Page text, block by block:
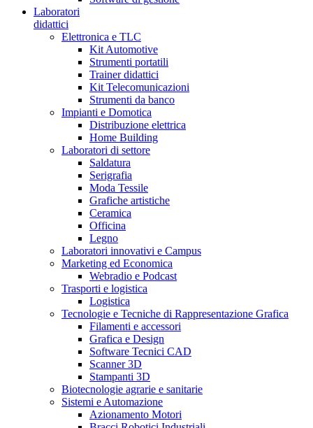
Laboratori
didattici
Elettronica e TLC
Kit Automotive
Strumenti portatili
Trainer didattici
Kit Telecomunicazioni
Strumenti da banco
Impianti e Domotica
Distribuzione elettrica
Home Building
Laboratori di settore
Saldatura
Serigrafia
Moda Tessile
Grafiche artistiche
Ceramica
Officina
Legno
Laboratori innovativi e Campus
Marketing ed Economica
Webradio e Podcast
Trasporti e logistica
Logistica
Tecnologie e Tecniche di Rappresentazione Grafica
Filamenti e accessori
Grafica e Design
Software Tecnici CAD
Scanner 3D
Stampanti 3D
Biotecnologie agrarie e sanitarie
Sistemi e Automazione
Azionamento Motori